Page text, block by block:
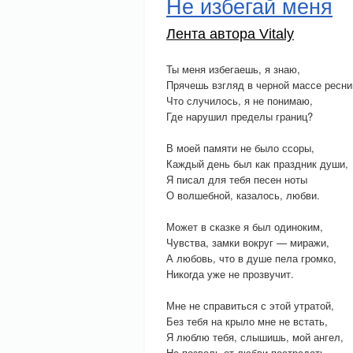
Не избегай меня
Лента автора Vitaly
Ты меня избегаешь, я знаю,
Прячешь взгляд в черной массе
Что случилось, я не понимаю,
Где нарушил пределы границ?
В моей памяти не было ссоры,
Каждый день был как праздник души,
Я писал для тебя песен ноты
О волшебной, казалось, любви.
Может в сказке я был одиноким,
Чувства, замки вокруг — миражи,
А любовь, что в душе пела громко,
Никогда уже не прозвучит.
Мне не справиться с этой утратой,
Без тебя на крыло мне не встать,
Я люблю тебя, слышишь, мой ангел,